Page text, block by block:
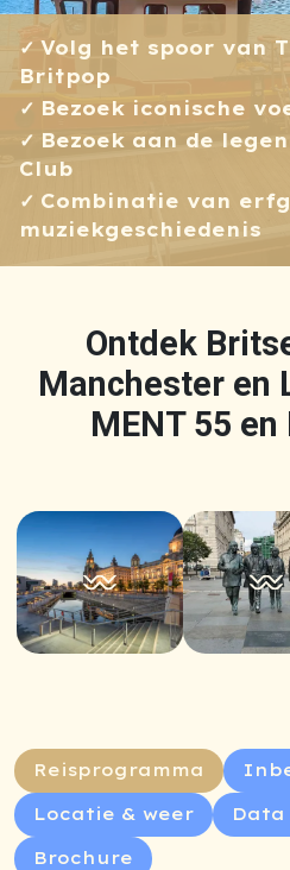
Volg het spoor van
Britpop
Bezoek iconische
Bezoek aan de
Club
Combinatie van
muziekgeschiedenis
Ontdek
Manchester en
MENT 55 en
Reisprogramma
Locatie & weer Data
Brochure